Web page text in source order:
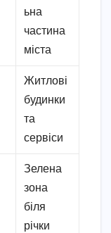
ьна
частина
міста
Житлові
будинки
та
сервіси
Зелена
зона
біля
річки